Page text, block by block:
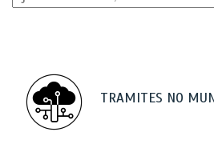
TRAMITES NO